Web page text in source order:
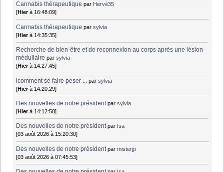
Cannabis thérapeutique par Hervé35
[Hierà 16:48:09]
Cannabis thérapeutique parsylvia
[Hierà 14:35:35]
Recherche de bien-être et de reconnexion au corps après une lésion
médullaire parsylvia
[Hierà 14:27:45]
lcomment se faire peser ... parsylvia
[Hierà 14:20:29]
Des nouvelles de notre président parsylvia
[Hierà 14:12:58]
Des nouvelles de notre président par Isa
[03 août 2026 à 15:20:30]
Des nouvelles de notre président parmisterjp
[03 août 2026 à 07:45:53]